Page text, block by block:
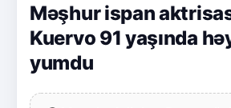
Məşhur ispan
Kuervo 91 yaşında
yumdu